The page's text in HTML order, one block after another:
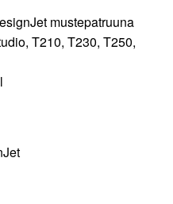
mustepatruuna
T210, T230, T250,